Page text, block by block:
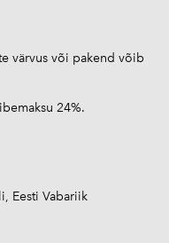
värvus või pakend võib
24%.
Eesti Vabariik